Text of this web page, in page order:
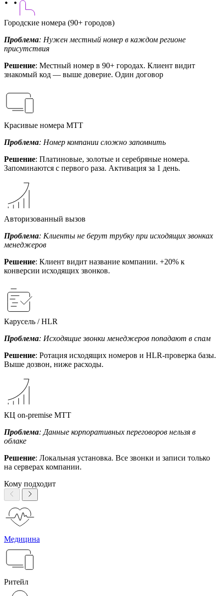
Городские номера (90+ городов)
Проблема: Нужен местный номер в каждом регионе
присутствия
Решение: Местный номер в 90+ городах. Клиент видит
знакомый код — выше доверие. Один договор
Красивые номера МТТ
Проблема: Номер компании сложно запомнить
Решение: Платиновые, золотые и серебряные номера.
Запоминаются с первого раза. Активация за 1 день.
Авторизованный вызов
Проблема: Клиенты не берут трубку при исходящих звонках
менеджеров
Решение: Клиент видит название компании. +20% к
конверсии исходящих звонков.
Карусель / HLR
Проблема: Исходящие звонки менеджеров попадают в спам
Решение: Ротация исходящих номеров и HLR-проверка базы.
Выше дозвон, ниже расходы.
КЦ on-premise МТТ
Проблема: Данные корпоративных переговоров нельзя в
облаке
Решение: Локальная установка. Все звонки и записи только
на серверах компании.
Кому подходит
Медицина
Ритейл